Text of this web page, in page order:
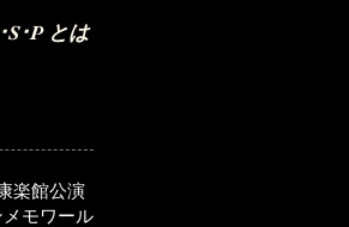
S･P とは
楽館公演
メモワール